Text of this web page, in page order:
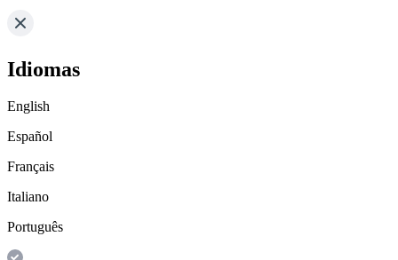
Idiomas
English
Español
Français
Italiano
Português